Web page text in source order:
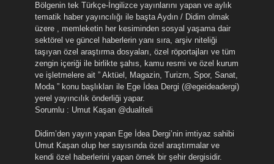
Bölgenin tek Türkçe-İngilizce yayınlarını yapan ve aylık
tematik haber yayıncılığı ile başta Aydın / Didim olmak
üzere , memleketin her kesiminden sosyal yaşama dair
sektörel ve güncel haberlerin yanı sıra, arşiv niteliği
taşıyan özel araştırma dosyaları, özel röportajları ve tüm
zengin içeriği ile birlikte şahıs, kamu resmi ve özel kurum
ve işletmelere ait ” Aktüel, Magazin, Turizm, Spor, Sanat,
Moda ” konu başlıkları ile Ege İdea Dergi (@egeideadergi)
yerel yayıncılık önderliği yapar.
Sorumlu : Umut Kaşan @dualiteli
Didim’den yayın yapan Ege İdea Dergi’nin imtiyaz sahibi
Umut Kaşan olup her sayısında özel araştırmalar ve
kendi özel haberlerini yapan örnek bir şehir dergisidir.